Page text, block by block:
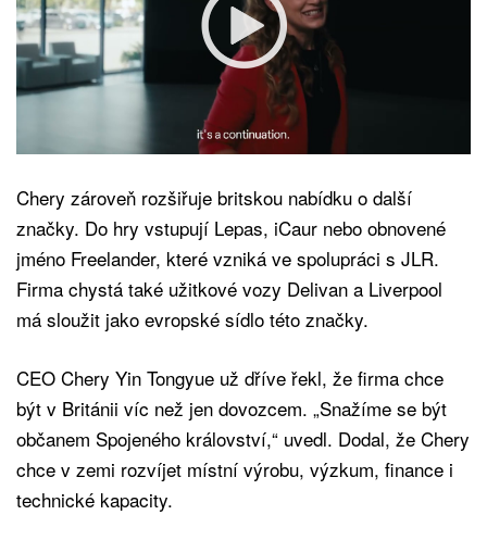
Chery zároveň rozšiřuje britskou nabídku o další
značky. Do hry vstupují Lepas, iCaur nebo obnovené
jméno Freelander, které vzniká ve spolupráci s JLR.
Firma chystá také užitkové vozy Delivan a Liverpool
má sloužit jako evropské sídlo této značky.
CEO Chery Yin Tongyue už dříve řekl, že firma chce
být v Británii víc než jen dovozcem. „Snažíme se být
občanem Spojeného království,“ uvedl. Dodal, že Chery
chce v zemi rozvíjet místní výrobu, výzkum, finance i
technické kapacity.